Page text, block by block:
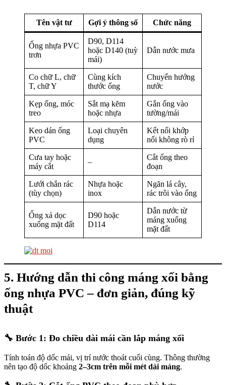
Tên vật tư Gợi ý thông số Chức năng
Ống nhựa PVC
trơn
D90, D114
hoặc D140 (tuỳ
mái)
Dẫn nước mưa
Co chữ L, chữ
T, chữ Y
Cùng kích
thước ống
Chuyển hướng
nước
Kẹp ống, móc
treo
Sắt mạ kẽm
hoặc nhựa
Gắn ống vào
tường/mái
Keo dán ống
PVC
Loại chuyên
dụng
Kết nối khớp
nối không rò rỉ
Cưa tay hoặc
máy cắt
–
Cắt ống theo
đoạn
Lưới chắn rác
(tùy chọn)
Nhựa hoặc
inox
Ngăn lá cây,
rác trôi vào ống
Ống xả dọc
xuống mặt đất
D90 hoặc
D114
Dẫn nước từ
máng xuống
mặt đất
5. Hướng dẫn thi công máng xối bằng
ống nhựa PVC – đơn giản, đúng kỹ
thuật
🔧 Bước 1: Đo chiều dài mái cần lắp máng xối
Tính toán độ dốc mái, vị trí nước thoát cuối cùng. Thông thường
nên tạo độ dốc khoảng 2–3cm trên mỗi mét dài máng.